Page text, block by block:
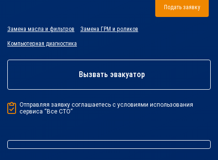
Подать заявку
Замена масла и фильтров Замена ГРМ и роликов
Компьютерная диагностика
Вызвать эвакуатор
Отправляя заявку соглашаетесь с условиями использования
сервиса “Все СТО”